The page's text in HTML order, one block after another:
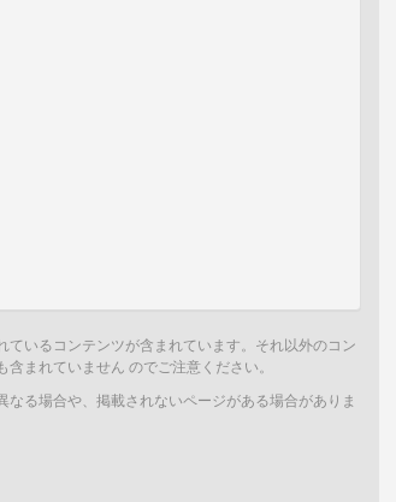
いるコンテンツが含まれています。それ以外のコン
まれていません のでご注意ください。
る場合や、掲載されないページがある場合がありま